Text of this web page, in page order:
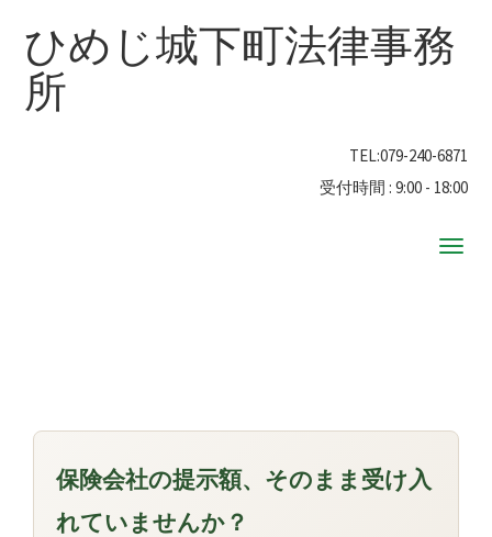
ひめじ城下町法律事務
所
TEL:079-240-6871
受付時間 : 9:00 - 18:00
ナ
保険会社の提示額、そのまま受け入
れていませんか？